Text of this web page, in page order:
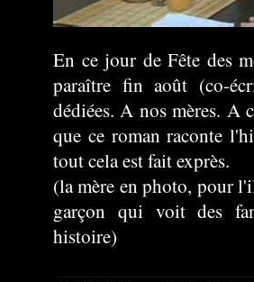
En ce jour de Fête des
paraître fin août (co-
dédiées. A nos mères. A
que ce roman raconte
tout cela est fait exprès.
(la mère en photo, pour
garçon qui voit des
histoire)